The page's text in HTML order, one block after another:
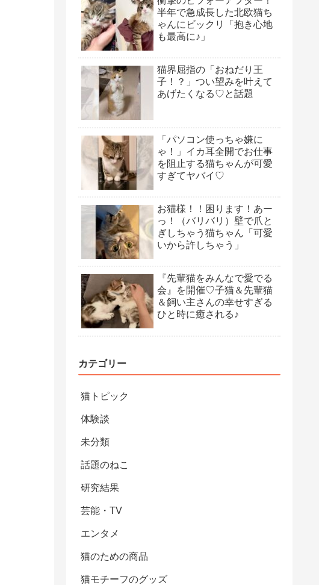
半年で急成長した北欧猫ち
ゃんにビックリ「抱き心地
も最高に♪」
猫界屈指の「おねだり王
子！？」つい望みを叶えて
あげたくなる♡と話題
「パソコン使っちゃ嫌に
ゃ！」イカ耳全開でお仕事
を阻止する猫ちゃんが可愛
すぎてヤバイ♡
お猫様！！困ります！あー
っ！（バリバリ）壁で爪と
ぎしちゃう猫ちゃん「可愛
いから許しちゃう」
『先輩猫をみんなで愛でる
会』を開催♡子猫＆先輩猫
＆飼い主さんの幸せすぎる
ひと時に癒される♪
カテゴリー
猫トピック
体験談
未分類
話題のねこ
研究結果
芸能・TV
エンタメ
猫のための商品
猫モチーフのグッズ